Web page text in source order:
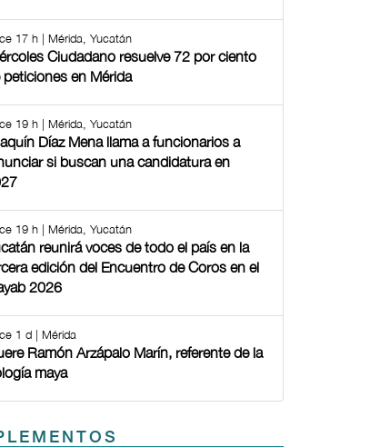
17 h | Mérida, Yucatán
Ciudadano resuelve 72 por ciento
peticiones en Mérida
19 h | Mérida, Yucatán
Díaz Mena llama a funcionarios a
si buscan una candidatura en
19 h | Mérida, Yucatán
reunirá voces de todo el país en la
edición del Encuentro de Coros en el
2026
1 d | Mérida
Ramón Arzápalo Marín, referente de la
maya